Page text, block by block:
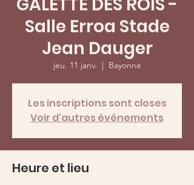
Salle Erroa Stade
Jean Dauger
jeu. 11 janv.
  |
Bayonne
Les inscriptions sont closes
Voir d'autres événements
Heure et lieu